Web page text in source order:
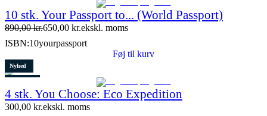
Restparti
9 stk. tilbage
10 stk. Your Passport to... (World Passport)
890,00kr.650,00 kr.ekskl. moms
ISBN:10yourpassport
Føj til kurv
Nyhed
7 stk. tilbage
4 stk. You Choose: Eco Expedition
300,00 kr.ekskl. moms